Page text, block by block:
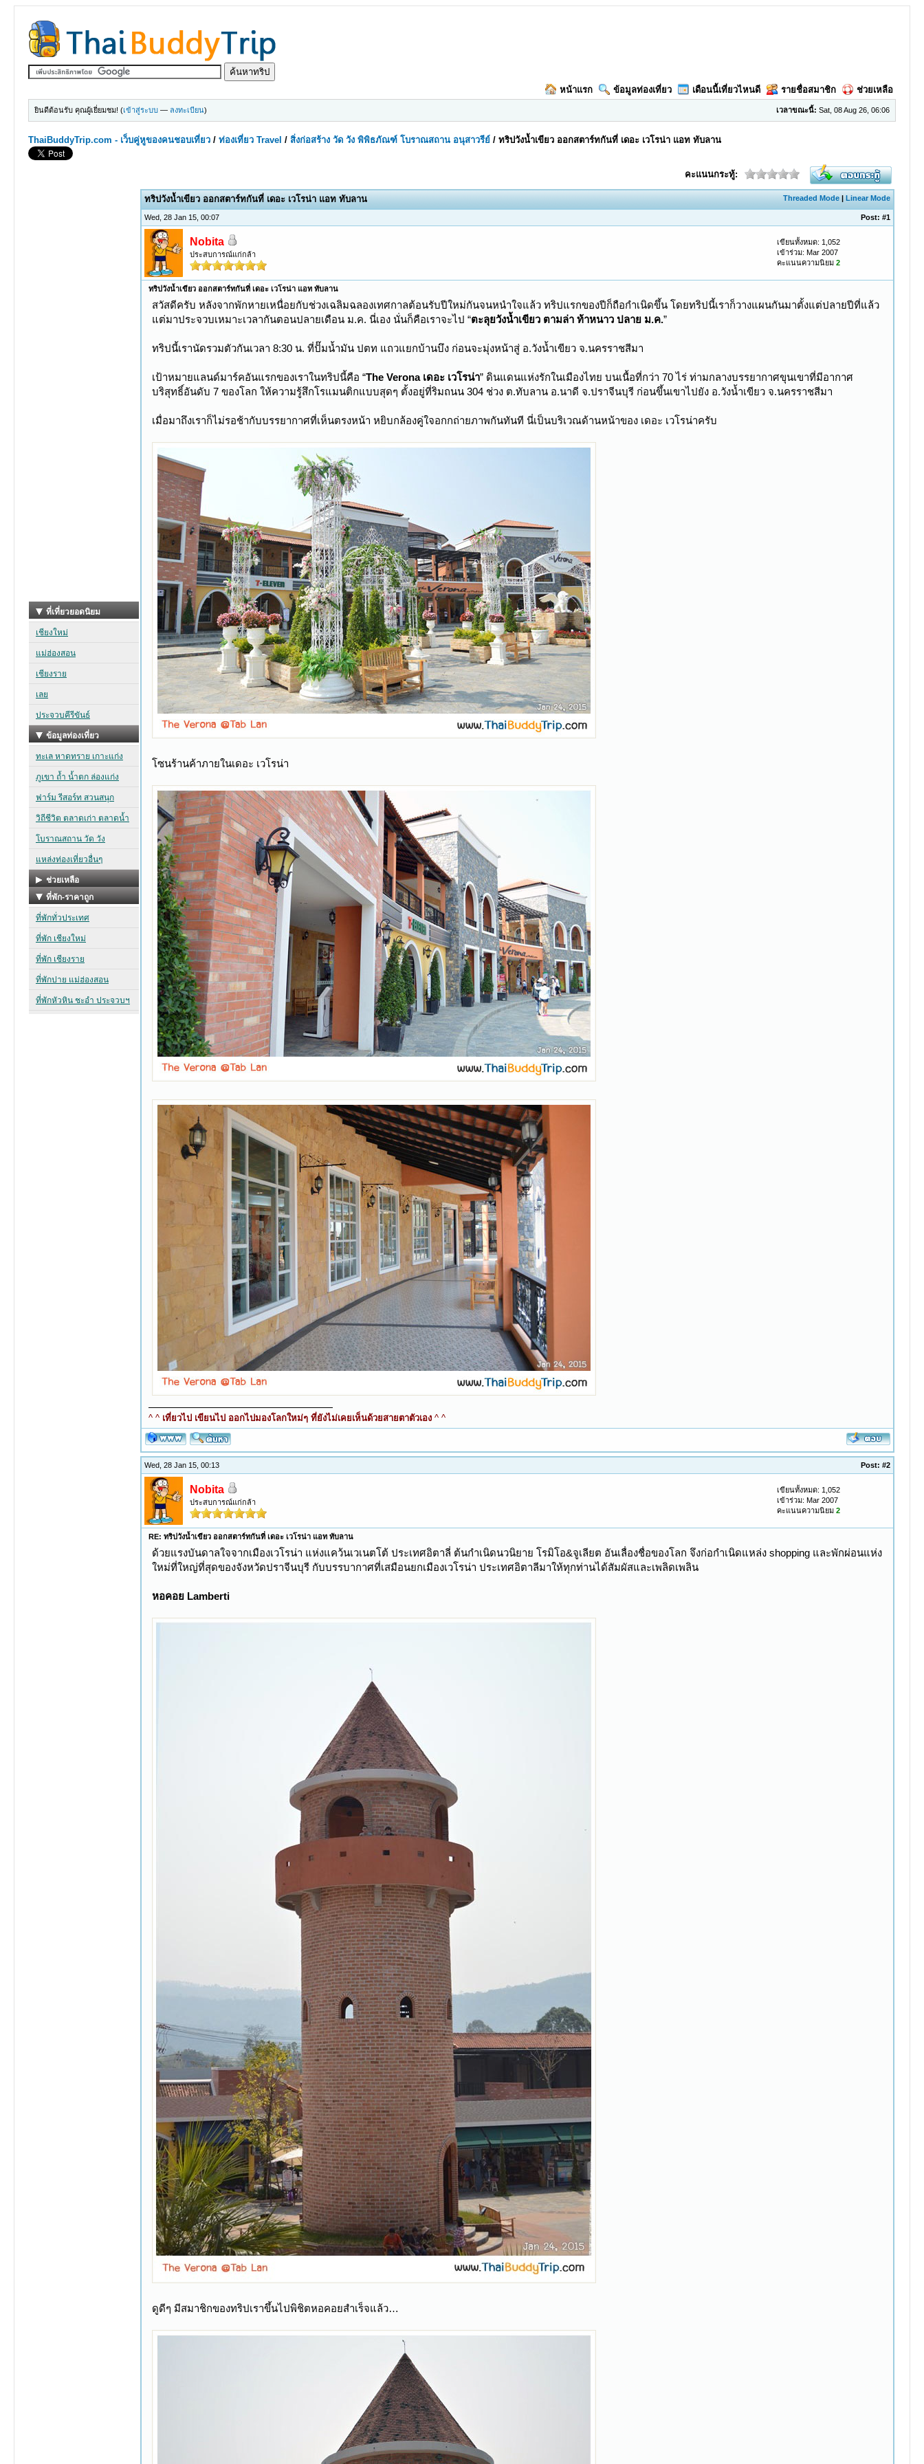
หน้าแรก ข้อมูลท่องเที่ยว เดือนนี้เที่ยวไหนดี รายชื่อสมาชิก ช่วยเหลือ
เวลาขณะนี้: Sat, 08 Aug 26, 06:06
ยินดีต้อนรับ คุณผู้เยี่ยมชม! (เข้าสู่ระบบ — ลงทะเบียน)
ThaiBuddyTrip.com - เว็บคู่หูของคนชอบเที่ยว /ท่องเที่ยว Travel /สิ่งก่อสร้าง วัด วัง พิพิธภัณฑ์ โบราณสถาน อนุสาวรีย์ /ทริปวังน้ำเขียว ออกสตาร์ทกันที่ เดอะ เวโรน่า แอท ทับลาน
คะแนนกระทู้:
Threaded Mode |Linear Mode
ทริปวังน้ำเขียว ออกสตาร์ทกันที่ เดอะ เวโรน่า แอท ทับลาน
Wed, 28 Jan 15, 00:07 Post:#1
Nobita
ประสบการณ์แก่กล้า
เขียนทั้งหมด: 1,052
เข้าร่วม: Mar 2007
คะแนนความนิยม2
ทริปวังน้ำเขียว ออกสตาร์ทกันที่ เดอะ เวโรน่า แอท ทับลาน
สวัสดีครับ หลังจากพักหายเหนื่อยกับช่วงเฉลิมฉลองเทศกาลต้อนรับปีใหม่กันจนหนำใจแล้ว ทริปแรกของปีก็ถือกำเนิดขึ้น โดยทริปนี้เราก็วางแผนกันมาตั้งแต่ปลายปีที่แล้ว
แต่มาประจวบเหมาะเวลากันตอนปลายเดือน ม.ค. นี่เอง นั่นก็คือเราจะไป “ตะลุยวังน้ำเขียว ตามล่า ท้าหนาว ปลาย ม.ค.”
ทริปนี้เรานัดรวมตัวกันเวลา 8:30 น. ที่ปั๊มน้ำมัน ปตท แถวแยกบ้านบึง ก่อนจะมุ่งหน้าสู่ อ.วังน้ำเขียว จ.นครราชสีมา
เป้าหมายแลนด์มาร์คอันแรกของเราในทริปนี้คือ “The Verona เดอะ เวโรน่า” ดินแดนแห่งรักในเมืองไทย บนเนื้อที่กว่า 70 ไร่ ท่ามกลางบรรยากาศขุนเขาที่มีอากาศ
บริสุทธิ์อันดับ 7 ของโลก ให้ความรู้สึกโรแมนติกแบบสุดๆ ตั้งอยู่ที่ริมถนน 304 ช่วง ต.ทับลาน อ.นาดี จ.ปราจีนบุรี ก่อนขึ้นเขาไปยัง อ.วังน้ำเขียว จ.นครราชสีมา
เมื่อมาถึงเราก็ไม่รอช้ากับบรรยากาศที่เห็นตรงหน้า หยิบกล้องคู่ใจอกกถ่ายภาพกันทันที นี่เป็นบริเวณด้านหน้าของ เดอะ เวโรน่าครับ
โซนร้านค้าภายในเดอะ เวโรน่า
^ ^ เที่ยวไป เขียนไป ออกไปมองโลกใหม่ๆ ที่ยังไม่เคยเห็นด้วยสายตาตัวเอง ^ ^
Wed, 28 Jan 15, 00:13 Post:#2
Nobita
ประสบการณ์แก่กล้า
เขียนทั้งหมด: 1,052
เข้าร่วม: Mar 2007
คะแนนความนิยม2
RE: ทริปวังน้ำเขียว ออกสตาร์ทกันที่ เดอะ เวโรน่า แอท ทับลาน
ด้วยแรงบันดาลใจจากเมืองเวโรน่า แห่งแคว้นเวเนตโต้ ประเทศอิตาลี่ ต้นกำเนิดนวนิยาย โรมิโอ&จูเลียต อันเลื่องชื่อของโลก จึงก่อกำเนิดแหล่ง shopping และพักผ่อนแห่ง
ใหม่ที่ใหญ่ที่สุดของจังหวัดปราจีนบุรี กับบรรบากาศที่เสมือนยกเมืองเวโรน่า ประเทศอิตาลีมาให้ทุกท่านได้สัมผัสและเพลิดเพลิน
หอคอย Lamberti
ดูดีๆ มีสมาชิกของทริปเราขึ้นไปพิชิตหอคอยสำเร็จแล้ว…